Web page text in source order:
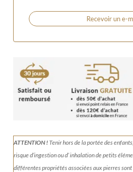
Recevoir un e-
ATTENTION !Tenirhors de la portée des
risque d’ingestion ou d’ inhalation de petits
différentes propriétés associées aux pierres